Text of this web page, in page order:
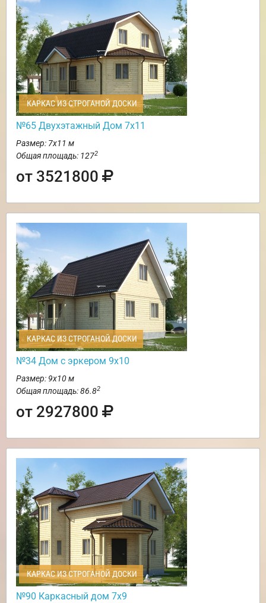
КАРКАС ИЗ СТРОГАНОЙ ДОСКИ
№65 Двухэтажный Дом 7х11
Размер: 7х11 м
Общая площадь: 1272
от 3521800
КАРКАС ИЗ СТРОГАНОЙ ДОСКИ
№34 Дом с эркером 9х10
Размер: 9х10 м
Общая площадь: 86.82
от 2927800
КАРКАС ИЗ СТРОГАНОЙ ДОСКИ
№90 Каркасный дом 7х9